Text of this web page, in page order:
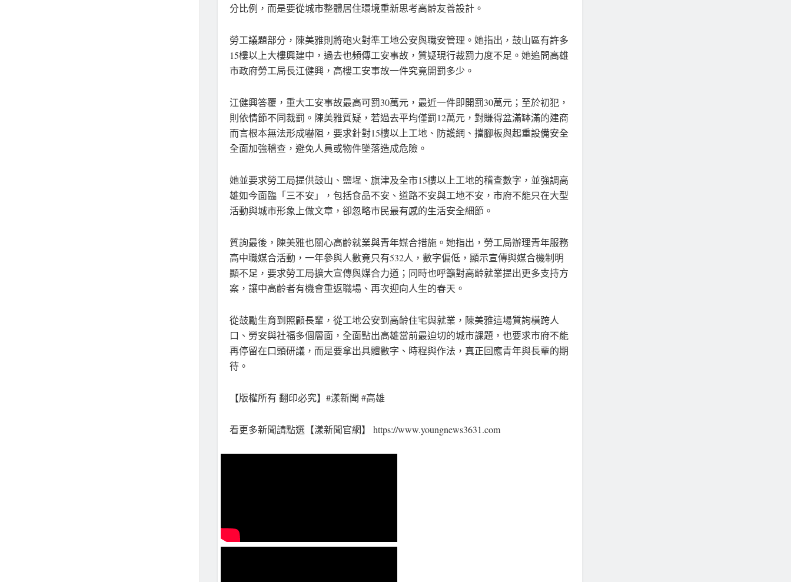
分比例，而是要從城市整體居住環境重新思考高齡友善設計。
勞工議題部分，陳美雅則將砲火對準工地公安與職安管理。她指出，鼓山區有許多
15樓以上大樓興建中，過去也頻傳工安事故，質疑現行裁罰力度不足。她追問高雄
市政府勞工局長江健興，高樓工安事故一件究竟開罰多少。
江健興答覆，重大工安事故最高可罰30萬元，最近一件即開罰30萬元；至於初犯，
則依情節不同裁罰。陳美雅質疑，若過去平均僅罰12萬元，對賺得盆滿缽滿的建商
而言根本無法形成嚇阻，要求針對15樓以上工地、防護網、擋腳板與起重設備安全
全面加強稽查，避免人員或物件墜落造成危險。
她並要求勞工局提供鼓山、鹽埕、旗津及全市15樓以上工地的稽查數字，並強調高
雄如今面臨「三不安」，包括食品不安、道路不安與工地不安，市府不能只在大型
活動與城市形象上做文章，卻忽略市民最有感的生活安全細節。
質詢最後，陳美雅也關心高齡就業與青年媒合措施。她指出，勞工局辦理青年服務
高中職媒合活動，一年參與人數竟只有532人，數字偏低，顯示宣傳與媒合機制明
顯不足，要求勞工局擴大宣傳與媒合力道；同時也呼籲對高齡就業提出更多支持方
案，讓中高齡者有機會重返職場、再次迎向人生的春天。
從鼓勵生育到照顧長輩，從工地公安到高齡住宅與就業，陳美雅這場質詢橫跨人
口、勞安與社福多個層面，全面點出高雄當前最迫切的城市課題，也要求市府不能
再停留在口頭研議，而是要拿出具體數字、時程與作法，真正回應青年與長輩的期
待。
【版權所有 翻印必究】#漾新聞 #高雄
看更多新聞請點選【漾新聞官網】 https://www.youngnews3631.com⁠